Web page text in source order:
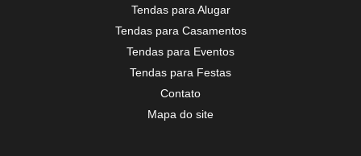
Tendas para Alugar
Tendas para Casamentos
Tendas para Eventos
Tendas para Festas
Contato
Mapa do site